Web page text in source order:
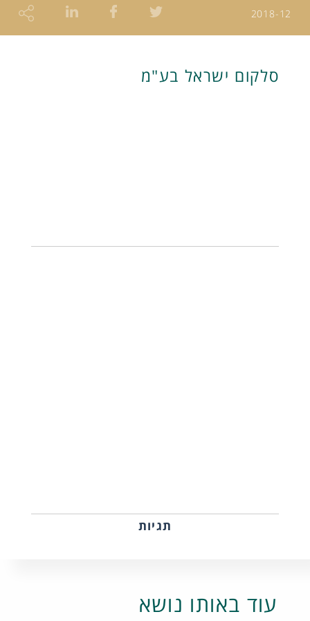
2018-12
סלקום ישראל בע"מ
תגיות
עוד באותו נושא